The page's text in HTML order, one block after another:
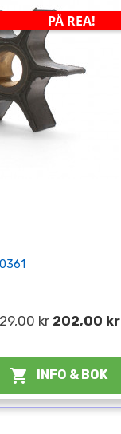
PÅ REA!
kr 202,00 kr
 INFO & BOK